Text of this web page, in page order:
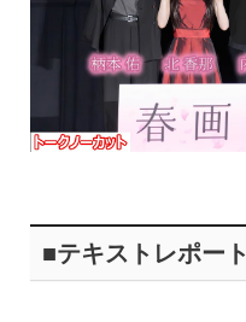
■テキストレポート